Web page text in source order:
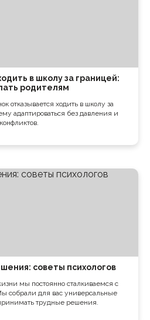
в школу за границей:
родителям
отказывается ходить в школу за
адаптироваться без давления и
конфликтов.
советы психологов
мы постоянно сталкиваемся с
собрали для вас универсальные
трудные решения.